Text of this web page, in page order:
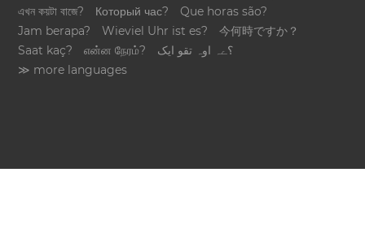
এখন কয়টা বাজে?
Который час?
Que horas são?
Jam berapa?
Wieviel Uhr ist es?
今何時ですか？
Saat kaç?
என்ன நேரம்?
؟ےہ اوہ تقو ایک
≫ more languages